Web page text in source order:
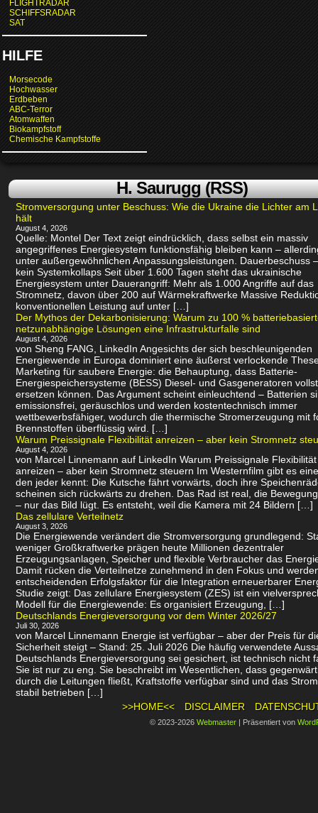
FLIGHTRADAR
SCHIFFSRADAR
SAT
HILFE
Morsecode
Hochwasser
Erdbeben
ABC-Terror
Atomwaffen
Biokampfstoff
Chemische Kampfstoffe
H. Saurugg (RSS)
Stromversorgung unter Beschuss: Wie die Ukraine die Lichter am
hält
August 4, 2026
Quelle: Montel Der Text zeigt eindrücklich, dass selbst ein massiv
angegriffenes Energiesystem funktionsfähig bleiben kann –
unter außergewöhnlichen Anpassungsleistungen. Dauerbeschuss
kein Systemkollaps Seit über 1.600 Tagen steht das ukrainische
Energiesystem unter Dauerangriff: Mehr als 1.000 Angriffe auf das
Stromnetz, davon über 200 auf Wärmekraftwerke Massive
konventionellen Leistung auf unter […]
Der Mythos der Dekarbonisierung: Warum zu 100 %
netzunabhängige Lösungen eine Infrastrukturfalle sind
August 4, 2026
von Sheng FANG, LinkedIn Angesichts der sich beschleunigenden
Energiewende in Europa dominiert eine äußerst verlockende
Marketing für saubere Energie: die Behauptung, dass Batterie-
Energiespeichersysteme (BESS) Diesel- und Gasgeneratoren
ersetzen können. Das Argument scheint einleuchtend – Batterien
emissionsfrei, geräuschlos und werden kostentechnisch immer
wettbewerbsfähiger, wodurch die thermische Stromerzeugung mit
Brennstoffen überflüssig wird. […]
Warum Preissignale Flexibilität anreizen – aber kein Stromnetz
August 4, 2026
von Marcel Linnemann auf LinkedIn Warum Preissignale Flexibilität
anreizen – aber kein Stromnetz steuern Im Westernfilm gibt es
den jeder kennt: Die Kutsche fährt vorwärts, doch ihre
scheinen sich rückwärts zu drehen. Das Rad ist real, die
– nur das Bild lügt. Es entsteht, weil die Kamera mit 24 Bildern […]
Das zellulare Verteilnetz
August 3, 2026
Die Energiewende verändert die Stromversorgung grundlegend:
weniger Großkraftwerke prägen heute Millionen dezentraler
Erzeugungsanlagen, Speicher und flexible Verbraucher das
Damit rücken die Verteilnetze zunehmend in den Fokus und
entscheidenden Erfolgsfaktor für die Integration erneuerbarer
Studie zeigt: Das zellulare Energiesystem (ZES) ist ein
Modell für die Energiewende: Es organisiert Erzeugung, […]
Deutschlands Energieversorgung vor dem Winter 2026/27
Juli 30, 2026
von Marcel Linnemann Energie ist verfügbar – aber der Preis für
Sicherheit steigt – Stand: 25. Juli 2026 Die häufig verwendete
Deutschlands Energieversorgung sei gesichert, ist technisch nicht
Sie ist nur zu eng. Sie beschreibt im Wesentlichen, dass
durch die Leitungen fließt, Kraftstoffe verfügbar sind und das
stabil betrieben […]
>>HOME<<
DISCLAIMER
© 2023-2026 Webmaster | Präsentiert von